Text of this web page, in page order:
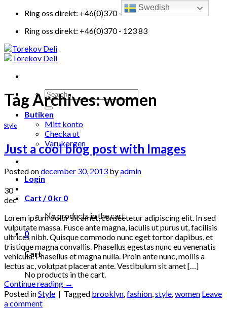
Skip
content
Ring oss direkt: +46(0)370 - 123 83
Ring oss direkt: +46(0)370 - 123 83
Search
for:
Butiken
Mitt konto
Checka ut
Varukorgen
Login
Cart /0 kr 0
No products in the cart.
0
Cart
No products in the cart.
Tag Archives:women
Style
Just a cool blog post with Images
Posted ondecember 30, 2013 byadmin
30
dec
Lorem ipsum dolor sit amet, consectetur adipiscing elit. In sed
vulputate massa. Fusce ante magna, iaculis ut purus ut, facilisis
ultrices nibh. Quisque commodo nunc eget tortor dapibus, et
tristique magna convallis. Phasellus egestas nunc eu venenatis
vehicula. Phasellus et magna nulla. Proin ante nunc, mollis a
lectus ac, volutpat placerat ante. Vestibulum sit amet […]
Continue reading →
Posted inStyle | Tagged brooklyn,fashion,style,women Leave
a comment
Swedish